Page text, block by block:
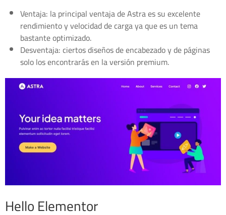
Ventaja: la principal ventaja de Astra es su excelente
rendimiento y velocidad de carga ya que es un tema
bastante optimizado.
Desventaja: ciertos diseños de encabezado y de páginas
solo los encontrarás en la versión premium.
Hello Elementor